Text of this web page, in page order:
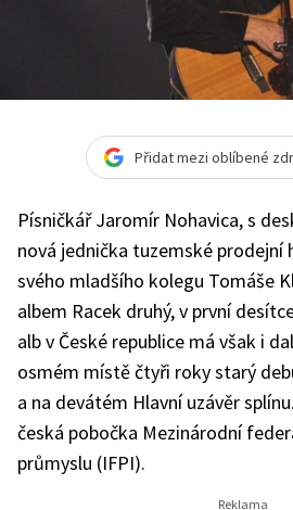
Přidat mezi oblíbené
Písničkář Jaromír Nohavica, s
nová jednička tuzemské prodejní
svého mladšího kolegu Tomáše
albem Racek druhý, v první
alb v České republice má však i
osmém místě čtyři roky starý
a na devátém Hlavní uzávěr
česká pobočka Mezinárodní
průmyslu (IFPI).